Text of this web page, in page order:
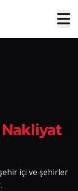
Nakliyat
içi ve şehirler